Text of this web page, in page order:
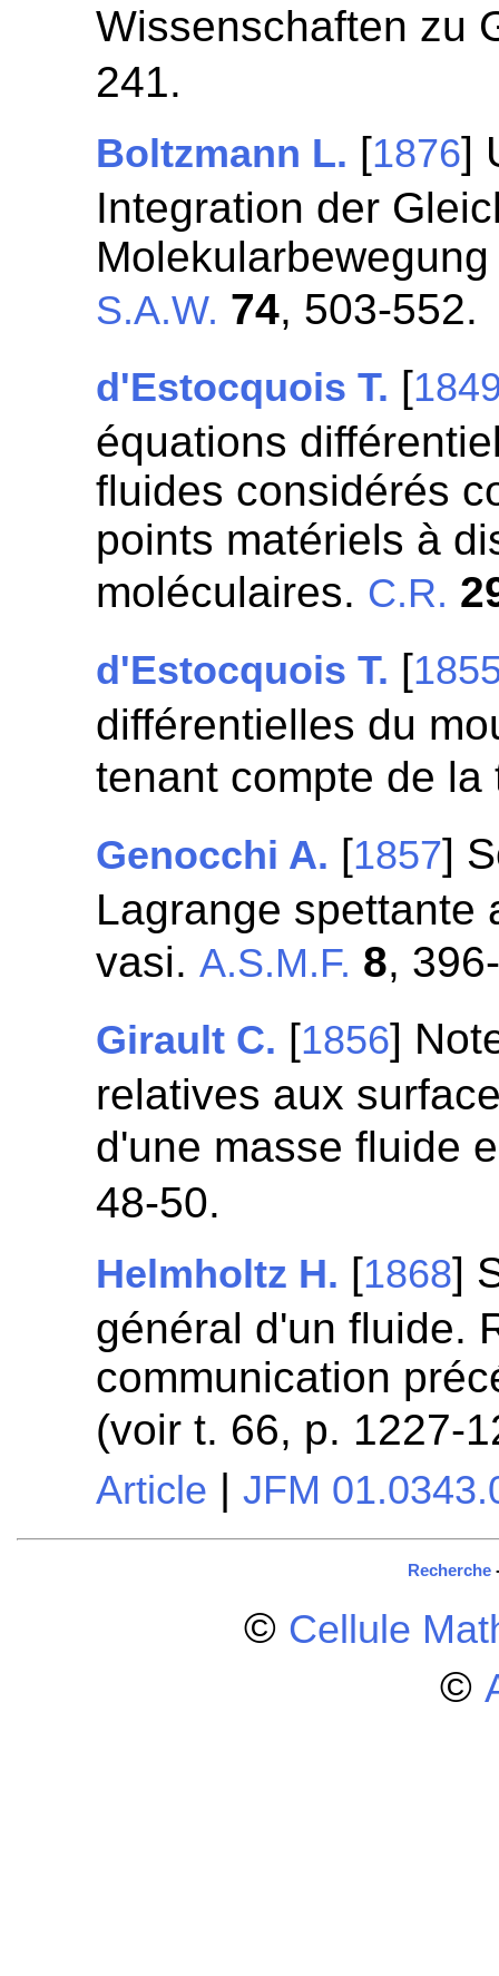
Wissenschaften zu
241.
Boltzmann L. [1876]
Integration der
S.A.W. 74, 503-552.
d'Estocquois T. [
équations
fluides considérés
points matériels à
moléculaires. C.R.
d'Estocquois T. [
différentielles du
tenant compte de
Genocchi A. [1857]
Lagrange spettante
vasi.A.S.M.F. 8,
Girault C. [1856]
relatives aux
d'une masse fluide
48-50.
Helmholtz H. [1868]
général d'un fluide.
communication
(voir t. 66, p. 1227-
Article |JFM
Recherche
© Cellule
©